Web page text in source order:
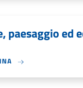
paesaggio ed